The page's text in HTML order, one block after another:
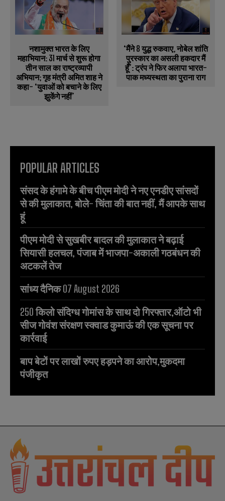
नशामुक्त भारत के लिए
महाभियान: 31 मार्च से शुरू होगा
तीन साल का राष्ट्रव्यापी
अभियान; गृह मंत्री अमित शाह ने
कहा- ‘युवाओं को बचाने के लिए
झुकेंगे नहीं’
‘मैंने 8 युद्ध रुकवाए, नोबेल शांति
पुरस्कार का असली हकदार मैं
हूँ’: ट्रंप ने फिर अलापा भारत-
पाक मध्यस्थता का पुराना राग
POPULAR ARTICLES
संसद के हंगामे के बीच पीएम मोदी ने नए एनडीए सांसदों
से की मुलाकात, बोले- चिंता की बात नहीं, मैं आपके साथ
हूं
पीएम मोदी से सुखबीर बादल की मुलाकात ने बढ़ाई
सियासी हलचल, पंजाब में भाजपा-अकाली गठबंधन की
अटकलें तेज
सांध्य दैनिक 07 August 2026
250 किलो संदिग्ध गोमांस के साथ दो गिरफ्तार,ऑटो भी
सीज गोवंश संरक्षण स्क्वाड कुमाऊं की एक सूचना पर
कार्रवाई
बाप बेटों पर लाखों रुपए हड़पने का आरोप,मुकदमा
पंजीकृत